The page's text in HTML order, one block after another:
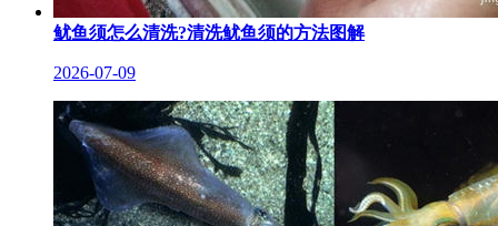
鱿鱼须怎么清洗?清洗鱿鱼须的方法图解
2026-07-09